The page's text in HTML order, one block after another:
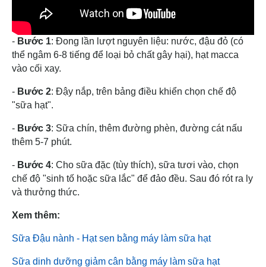
- Bước 1: Đong lần lượt nguyên liệu: nước, đậu đỏ (có
thể ngâm 6-8 tiếng để loại bỏ chất gây hại), hạt macca
vào cối xay.
- Bước 2: Đậy nắp, trên bảng điều khiển chọn chế độ
"sữa hạt".
- Bước 3: Sữa chín, thêm đường phèn, đường cát nấu
thêm 5-7 phút.
- Bước 4: Cho sữa đặc (tùy thích), sữa tươi vào, chọn
chế độ "sinh tố hoặc sữa lắc" để đảo đều. Sau đó rót ra ly
và thưởng thức.
Xem thêm:
Sữa Đậu nành - Hạt sen bằng máy làm sữa hạt
Sữa dinh dưỡng giảm cân bằng máy làm sữa hạt